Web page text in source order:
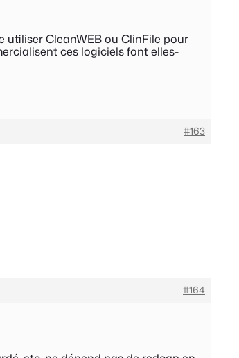
utiliser CleanWEB ou ClinFile pour
ces logiciels font elles-
#163
#164